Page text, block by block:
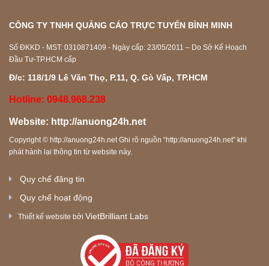
CÔNG TY TNHH QUẢNG CÁO TRỰC TUYẾN BÌNH MINH
Số ĐKKD - MST: 0310871409 - Ngày cấp: 23/05/2011 – Do Sở Kế Hoạch
Đầu Tư-TP.HCM cấp
Đ/c: 118/1/9 Lê Văn Thọ, P.11, Q. Gò Vấp, TP.HCM
Hotline: 0948.968.238
Website: http://anuong24h.net
Copyright © http://anuong24h.netGhi rõ nguồn “http://anuong24h.net” khi
phát hành lại thông tin từ website này.
Quy chế đăng tin
Quy chế hoạt động
Thiết kế website bởi VietBrilliant Labs